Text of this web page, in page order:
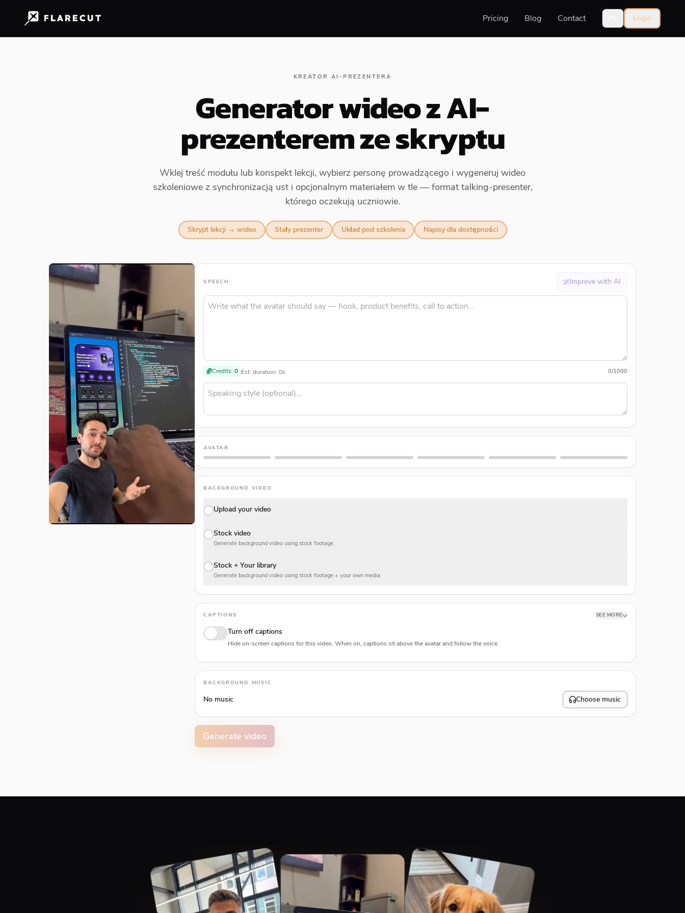
Pricing Blog Contact Login
KREATOR AI-PREZENTERA
Generator wideo z AI-
prezenterem ze skryptu
Wklej treść modułu lub konspekt lekcji, wybierz personę prowadzącego i wygeneruj wideo
szkoleniowe z synchronizacją ust i opcjonalnym materiałem w tle — format talking-presenter,
którego oczekują uczniowie.
Skrypt lekcji → wideo Stały prezenter Układ pod szkolenia Napisy dla dostępności
SPEECH Improve with AI
Credits: 0 Est. duration: 0s 0/1000
AVATAR
BACKGROUND VIDEO
Upload your video
Stock video
Generate background video using stock footage.
Stock + Your library
Generate background video using stock footage + your own media
CAPTIONS SEE MORE
Turn off captions
Hide on-screen captions for this video. When on, captions sit above the avatar and follow the voice.
Animation type
BACKGROUND MUSIC
No music Choose music
Generate video